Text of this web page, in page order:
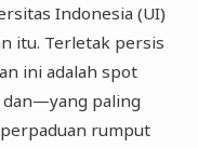
Indonesia (UI)
itu. Terletak persis
ini adalah spot
paling
rumput